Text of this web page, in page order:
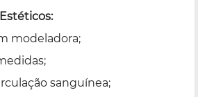
modeladora;
sanguínea;